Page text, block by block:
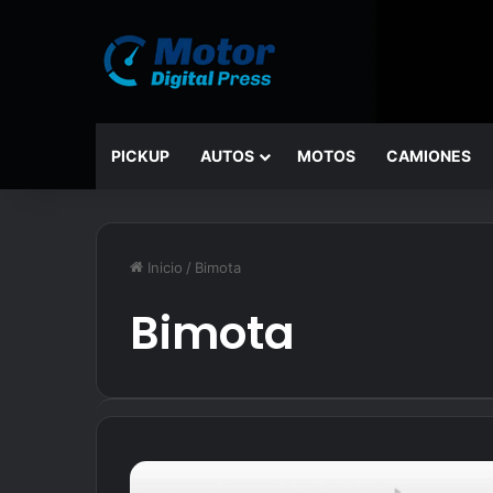
PICKUP AUTOS MOTOS CAMIONES
Inicio / Bimota
Bimota